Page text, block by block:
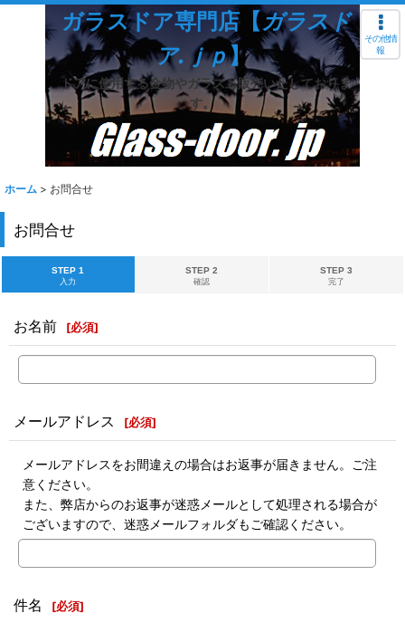
ガラスドア専門店【ガラスド
ア.ｊｐ】
ドアに使用する金物やガラスも販売いたしておりま
す。
その他情
報
ホーム > お問合せ
お問合せ
STEP 1
入力
STEP 2
確認
STEP 3
完了
お名前 [必須]
メールアドレス [必須]
メールアドレスをお間違えの場合はお返事が届きません。ご注
意ください。
また、弊店からのお返事が迷惑メールとして処理される場合が
ございますので、迷惑メールフォルダもご確認ください。
件名 [必須]